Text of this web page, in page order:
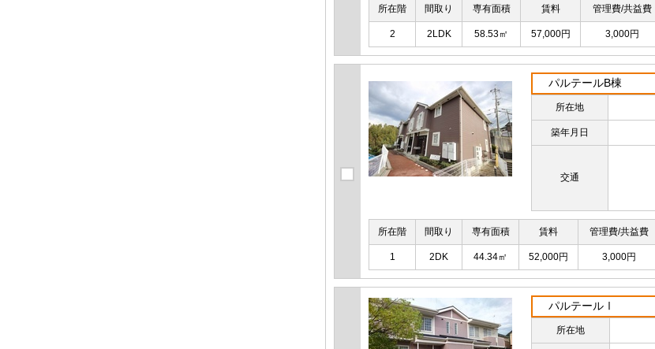
所在階 間取り 専有面積 賃料 管理費/共益費
2 2LDK 58.53㎡ 57,000円 3,000円
パルテールB棟
所在地
築年月日
交通
所在階 間取り 専有面積 賃料 管理費/共益費
1 2DK 44.34㎡ 52,000円 3,000円
パルテールⅠ
所在地